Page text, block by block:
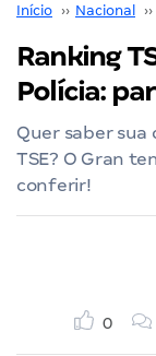
Início ›› Nacional ››
Ranking
Polícia:
Quer saber
TSE? O Gran
conferir!
0